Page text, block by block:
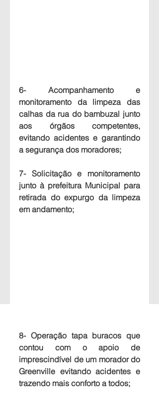
6- Acompanhamento e
monitoramento da limpeza das
calhas da rua do bambuzal junto
aos órgãos competentes,
evitando acidentes e garantindo
a segurança dos moradores;
7- Solicitação e monitoramento
junto à prefeitura Municipal para
retirada do expurgo da limpeza
em andamento;
8- Operação tapa buracos que
contou com o apoio de
imprescindível de um morador do
Greenville evitando acidentes e
trazendo mais conforto a todos;